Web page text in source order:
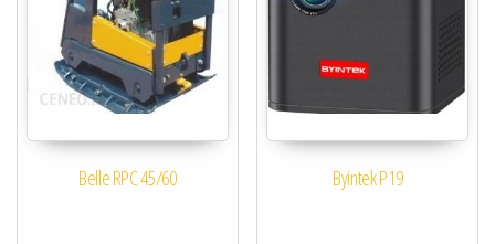
Belle RPC 45/60 Byintek P19